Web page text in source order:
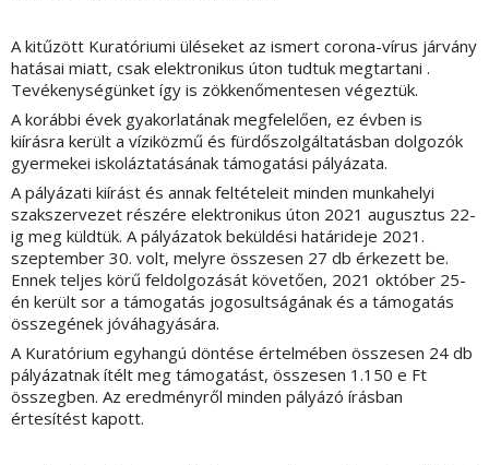
A kitűzött Kuratóriumi üléseket az ismert corona-vírus járvány
hatásai miatt, csak elektronikus úton tudtuk megtartani .
Tevékenységünket így is zökkenőmentesen végeztük.
A korábbi évek gyakorlatának megfelelően, ez évben is
kiírásra került a víziközmű és fürdőszolgáltatásban dolgozók
gyermekei iskoláztatásának támogatási pályázata.
A pályázati kiírást és annak feltételeit minden munkahelyi
szakszervezet részére elektronikus úton 2021 augusztus 22-
ig meg küldtük. A pályázatok beküldési határideje 2021.
szeptember 30. volt, melyre összesen 27 db érkezett be.
Ennek teljes körű feldolgozását követően, 2021 október 25-
én került sor a támogatás jogosultságának és a támogatás
összegének jóváhagyására.
A Kuratórium egyhangú döntése értelmében összesen 24 db
pályázatnak ítélt meg támogatást, összesen 1.150 e Ft
összegben. Az eredményről minden pályázó írásban
értesítést kapott.